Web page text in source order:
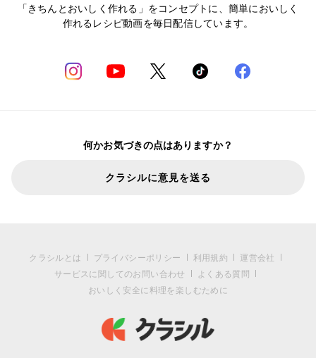
「きちんとおいしく作れる」をコンセプトに、簡単においしく
作れるレシピ動画を毎日配信しています。
何かお気づきの点はありますか？
クラシルに意見を送る
クラシルとは プライバシーポリシー 利用規約
運営会社
サービスに関してのお問い合わせ
よくある質問
おいしく安全に料理を楽しむために